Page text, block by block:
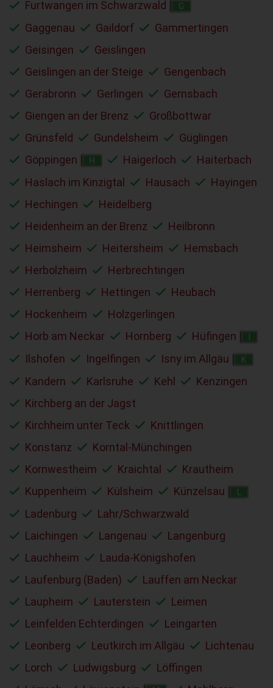
Furtwangen im Schwarzwald G
Gaggenau Gaildorf
Gammertingen
Geisingen
Geislingen
Geislingen an der Steige
Gengenbach
Gerabronn
Gerlingen
Gernsbach
Giengen an der Brenz
Großbottwar
Grünsfeld
Gundelsheim
Güglingen
Göppingen
H Haigerloch
Haiterbach
Haslach im Kinzigtal
Hausach
Hayingen
Hechingen
Heidelberg
Heidenheim an der Brenz
Heilbronn
Heimsheim
Heitersheim
Hemsbach
Herbolzheim
Herbrechtingen
Herrenberg
Hettingen
Heubach
Hockenheim
Holzgerlingen
Horb am Neckar
Hornberg Hüfingen
Ilshofen Ingelfingen Isny im Allgäu K
Kandern Karlsruhe Kehl
Kenzingen
Kirchberg an der Jagst
Kirchheim unter Teck
Knittlingen
Konstanz
Korntal-Münchingen
Kornwestheim
Kraichtal
Krautheim
Kuppenheim
Külsheim Künzelsau
Ladenburg
Lahr/Schwarzwald
Laichingen
Langenau
Langenburg
Lauchheim
Lauda-Königshofen
Laufenburg (Baden)
Lauffen am Neckar
Laupheim
Lauterstein
Leimen
Leinfelden Echterdingen
Leingarten
Leonberg
Leutkirch im Allgäu
Lichtenau
Lorch
Ludwigsburg
Löffingen